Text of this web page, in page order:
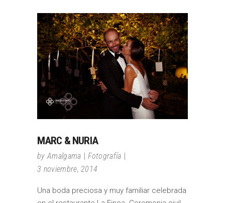
MARC & NURIA
byAmalgama
Fotografía
3 noviembre, 2014
Una boda preciosa y muy familiar celebrada